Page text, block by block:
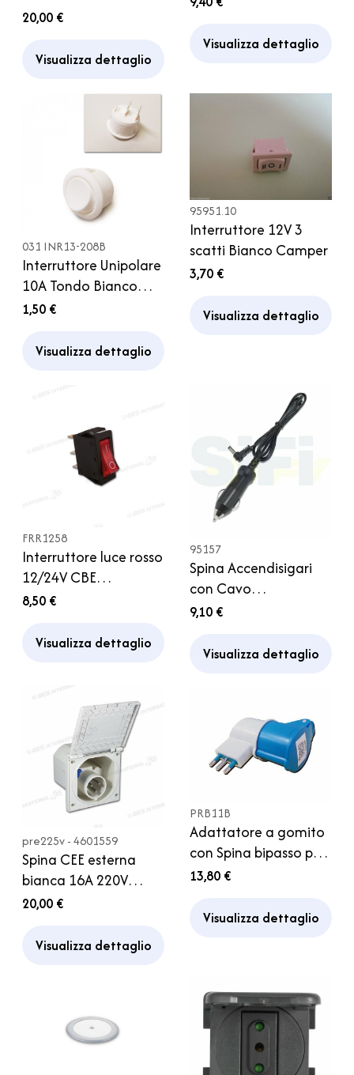
marrone
20,00 €
Visualizza dettaglio
Visualizza dettaglio
031 INR13-208B
Interruttore Unipolare
10A Tondo Bianco
Bagno Cucina
1,50 €
Visualizza dettaglio
95951.10
Interruttore 12V 3
scatti Bianco Camper
3,70 €
Visualizza dettaglio
FRR1258
Interruttore luce rosso
12/24V CBE
compatibile per
5000 Dometic
8,50 €
Visualizza dettaglio
95157
Spina Accendisigari
con Cavo
Alimentazione Spina
Camper
9,10 €
Visualizza dettaglio
pre225v - 4601559
Spina CEE esterna
bianca 16A 220V
Coperchio a ribalta
20,00 €
Visualizza dettaglio
PRB11B
Adattatore a gomito
con Spina bipasso per
Camper
13,80 €
Visualizza dettaglio